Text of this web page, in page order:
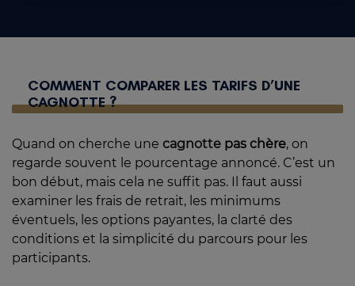
COMMENT COMPARER LES TARIFS D’UNE
CAGNOTTE ?
Quand on cherche une cagnotte pas chère, on
regarde souvent le pourcentage annoncé. C’est un
bon début, mais cela ne suffit pas. Il faut aussi
examiner les frais de retrait, les minimums
éventuels, les options payantes, la clarté des
conditions et la simplicité du parcours pour les
participants.